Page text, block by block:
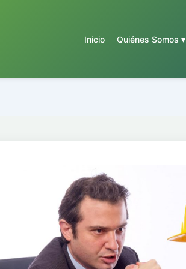
Inicio Quiénes Somos ▾